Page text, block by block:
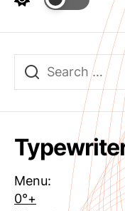
Menu:
0°+